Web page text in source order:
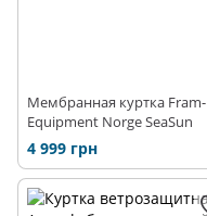
Мембранная куртка Fram-
Equipment Norge SeaSun
4 999 грн